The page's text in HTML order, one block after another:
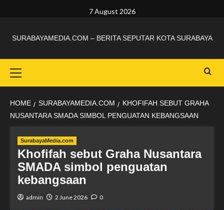
7 August 2026
SURABAYAMEDIA.COM – BERITA SEPUTAR KOTA SURABAYA
HOME SURABAYAMEDIA.COM
KHOFIFAH SEBUT GRAHA
NUSANTARA SMADA SIMBOL PENGUATAN KEBANGSAAN
SurabayaMedia.com
Khofifah sebut Graha Nusantara
SMADA simbol penguatan
kebangsaan
admin 2 June 2026 0